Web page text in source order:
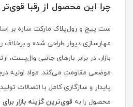
چرا این محصول از رقبا
ست پیچ و رول‌پلاک مارکت سازه بر
مهارسازی دیوار طراحی شده و
بازار، در برابر بارهای جانبی وال‌پست،
موضعی مقاومت می‌کند. مواد اولیه
پایدار و سازگاری کامل با اتصالات
محصول را به قوی‌ترین گزینه بازار